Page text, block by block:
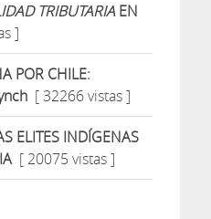
TRIBUTARIAEN
]
POR CHILE:
[ 32266 vistas ]
ELITES INDÍGENAS
[ 20075 vistas ]